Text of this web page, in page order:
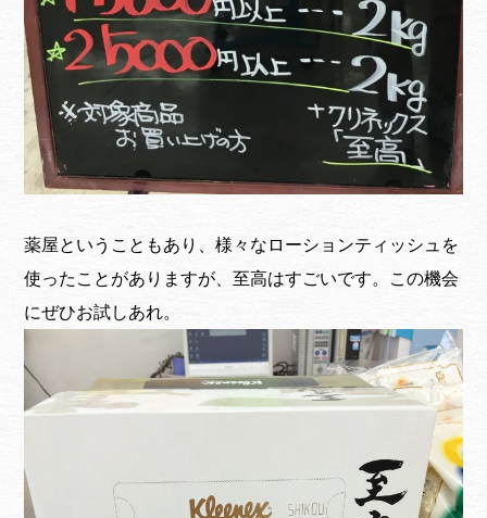
薬屋ということもあり、様々なローションティッシュを
使ったことがありますが、至高はすごいです。この機会
にぜひお試しあれ。